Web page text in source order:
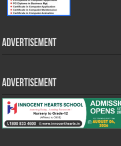
Advertisement
Advertisement